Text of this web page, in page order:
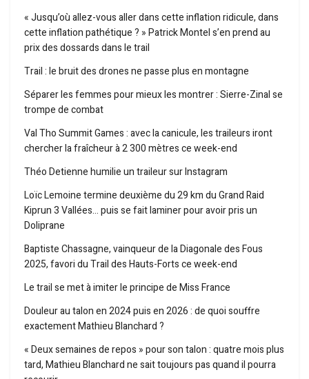
« Jusqu’où allez-vous aller dans cette inflation ridicule, dans
cette inflation pathétique ? » Patrick Montel s’en prend au
prix des dossards dans le trail
Trail : le bruit des drones ne passe plus en montagne
Séparer les femmes pour mieux les montrer : Sierre-Zinal se
trompe de combat
Val Tho Summit Games : avec la canicule, les traileurs iront
chercher la fraîcheur à 2 300 mètres ce week-end
Théo Detienne humilie un traileur sur Instagram
Loïc Lemoine termine deuxième du 29 km du Grand Raid
Kiprun 3 Vallées… puis se fait laminer pour avoir pris un
Doliprane
Baptiste Chassagne, vainqueur de la Diagonale des Fous
2025, favori du Trail des Hauts-Forts ce week-end
Le trail se met à imiter le principe de Miss France
Douleur au talon en 2024 puis en 2026 : de quoi souffre
exactement Mathieu Blanchard ?
« Deux semaines de repos » pour son talon : quatre mois plus
tard, Mathieu Blanchard ne sait toujours pas quand il pourra